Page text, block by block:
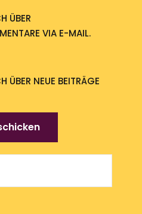
ÜBER
VIA E-MAIL.
ÜBER NEUE BEITRÄGE